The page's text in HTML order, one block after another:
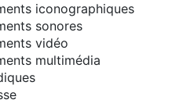
iconographiques
sonores
vidéo
multimédia